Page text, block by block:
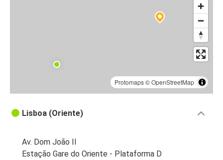
Protomaps©OpenStreetMap
Lisboa (Oriente)
Av. Dom João II
Estação Gare do Oriente - Plataforma D